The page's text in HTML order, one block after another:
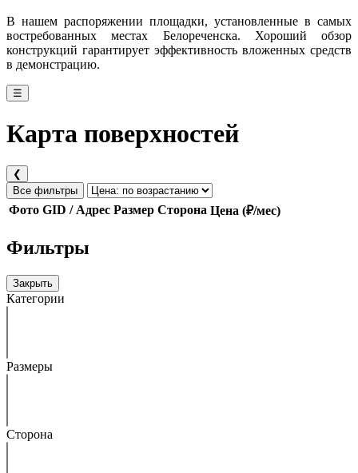
В нашем распоряжении площадки, установленные в самых
востребованных местах Белореченска. Хороший обзор
конструкций гарантирует эффективность вложенных средств
в демонстрацию.
☰
Карта поверхностей
❮
Все фильтры
Фото GID / Адрес Размер Сторона Цена (₽/мес)
Фильтры
Закрыть
Категории
Размеры
Сторона